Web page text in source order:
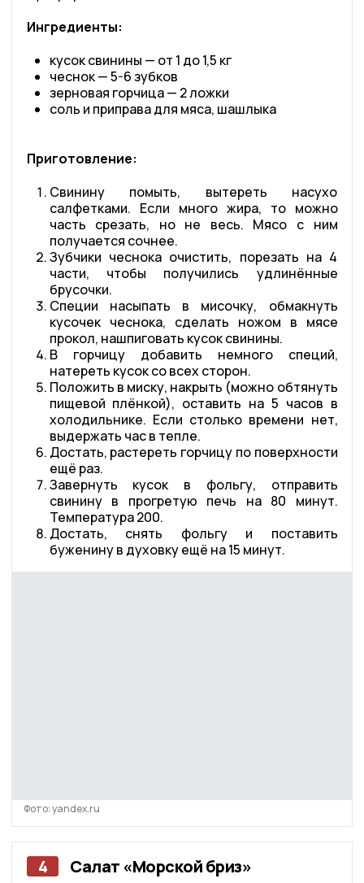
Ингредиенты:
кусок свинины — от 1 до 1,5 кг
чеснок — 5-6 зубков
зерновая горчица — 2 ложки
соль и приправа для мяса, шашлыка
Приготовление:
Свинину помыть, вытереть насухо
салфетками. Если много жира, то можно
часть срезать, но не весь. Мясо с ним
получается сочнее.
Зубчики чеснока очистить, порезать на 4
части, чтобы получились удлинённые
брусочки.
Специи насыпать в мисочку, обмакнуть
кусочек чеснока, сделать ножом в мясе
прокол, нашпиговать кусок свинины.
В горчицу добавить немного специй,
натереть кусок со всех сторон.
Положить в миску, накрыть (можно обтянуть
пищевой плёнкой), оставить на 5 часов в
холодильнике. Если столько времени нет,
выдержать час в тепле.
Достать, растереть горчицу по поверхности
ещё раз.
Завернуть кусок в фольгу, отправить
свинину в прогретую печь на 80 минут.
Температура 200.
Достать, снять фольгу и поставить
буженину в духовку ещё на 15 минут.
Фото: yandex.ru
4 Салат «Морской бриз»